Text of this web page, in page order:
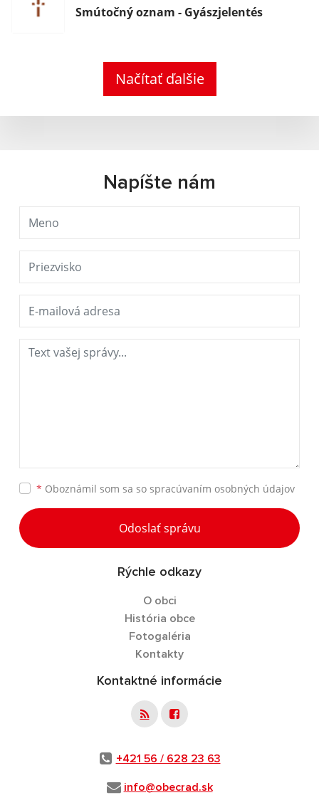
Smútočný oznam - Gyászjelentés
Načítať ďalšie
Napíšte nám
* Oboznámil som sa so spracúvaním osobných údajov
Odoslať správu
Rýchle odkazy
O obci
História obce
Fotogaléria
Kontakty
Kontaktné informácie
+421 56 / 628 23 63
info@obecrad.sk